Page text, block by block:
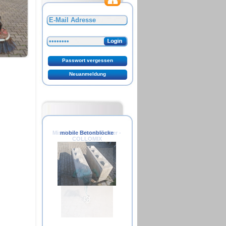
Mischen - Mörtelmischer -
COLLOMIX
mobile Betonblöcke